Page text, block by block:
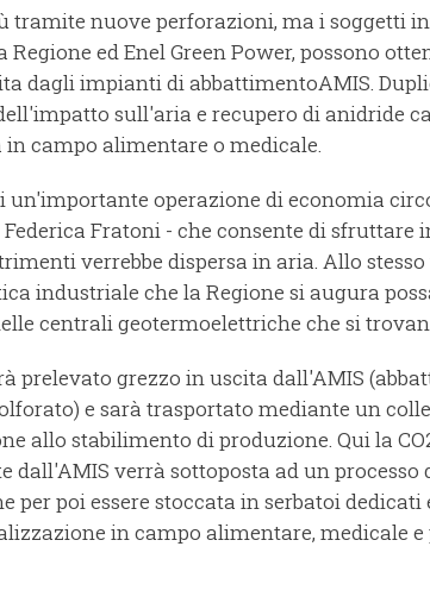
tramite nuove perforazioni, ma i soggetti
ed Enel Green Power, possono
dagli impianti di abbattimentoAMIS.
sull'aria e recupero di anidride
campo alimentare o medicale.
un'importante operazione di economia
Federica Fratoni - che consente di
verrebbe dispersa in aria. Allo
industriale che la Regione si augura
centrali geotermoelettriche che si
prelevato grezzo in uscita dall'AMIS
e sarà trasportato mediante un
allo stabilimento di produzione. Qui la
dall'AMIS verrà sottoposta ad un processo
per poi essere stoccata in serbatoi
in campo alimentare, medicale e